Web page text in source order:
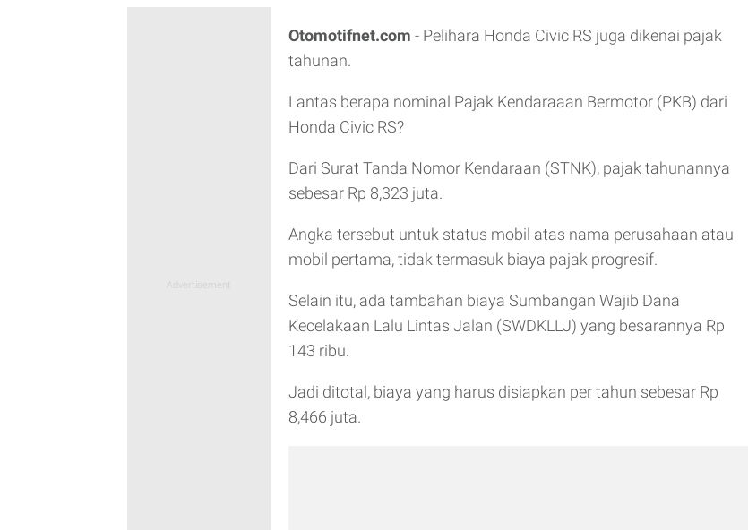
Otomotifnet.com - Pelihara Honda Civic RS juga dikenai pajak
tahunan.
Lantas berapa nominal Pajak Kendaraaan Bermotor (PKB) dari
Honda Civic RS?
Dari Surat Tanda Nomor Kendaraan (STNK), pajak tahunannya
sebesar Rp 8,323 juta.
Angka tersebut untuk status mobil atas nama perusahaan atau
mobil pertama, tidak termasuk biaya pajak progresif.
Selain itu, ada tambahan biaya Sumbangan Wajib Dana
Kecelakaan Lalu Lintas Jalan (SWDKLLJ) yang besarannya Rp
143 ribu.
Jadi ditotal, biaya yang harus disiapkan per tahun sebesar Rp
8,466 juta.